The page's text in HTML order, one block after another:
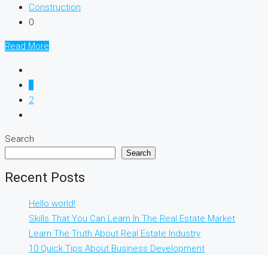
Construction
0
Read More
2
Search
Search
Recent Posts
Hello world!
Skills That You Can Learn In The Real Estate Market
Learn The Truth About Real Estate Industry
10 Quick Tips About Business Development